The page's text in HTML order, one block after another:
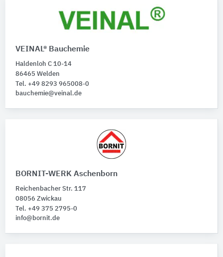
VEINAL® Bauchemie
Haldenloh C 10-14
86465 Welden
Tel. +49 8293 965008-0
bauchemie@veinal.de
BORNIT-WERK Aschenborn
Reichenbacher Str. 117
08056 Zwickau
Tel. +49 375 2795-0
info@bornit.de